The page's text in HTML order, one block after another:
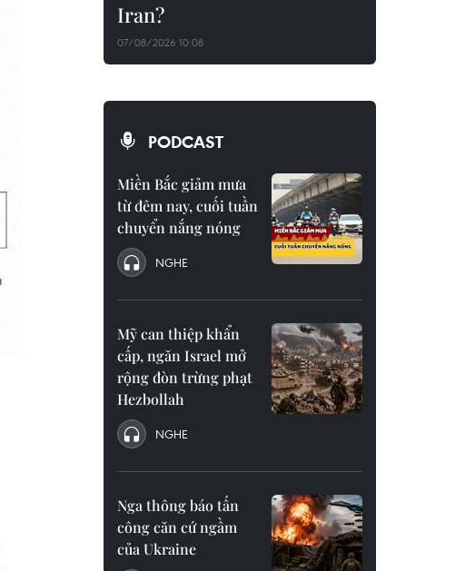
Iran?
07/08/2026 10:08
PODCAST
Miền Bắc giảm mưa
từ đêm nay, cuối tuần
chuyển nắng nóng
NGHE
Mỹ can thiệp khẩn
cấp, ngăn Israel mở
rộng đòn trừng phạt
Hezbollah
NGHE
Nga thông báo tấn
công căn cứ ngầm
của Ukraine